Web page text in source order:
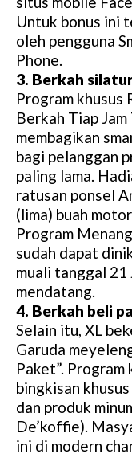
Untuk bonus ini
oleh pengguna
Phone.
3. Berkah
Program khusus
Berkah Tiap
membagikan
bagi pelanggan
paling lama.
ratusan ponsel
(lima) buah
Program
sudah dapat
muali tanggal 21
mendatang.
4. Berkah beli
Selain itu, XL
Garuda
Paket”.
bingkisan
dan produk
De’koffie).
ini di modern